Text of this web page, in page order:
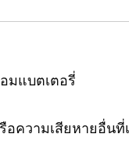
มแบตเตอรี่
ความเสียหายอื่นที่